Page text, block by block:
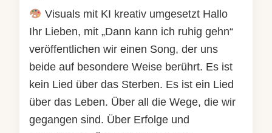
Visuals mit KI kreativ umgesetzt Hallo
Ihr Lieben, mit „Dann kann ich ruhig gehn“
veröffentlichen wir einen Song, der uns
beide auf besondere Weise berührt. Es ist
kein Lied über das Sterben. Es ist ein Lied
über das Leben. Über all die Wege, die wir
gegangen sind. Über Erfolge und